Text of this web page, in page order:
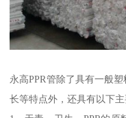
永高PPR管除了具有一般
长等特点外，还具有以下主